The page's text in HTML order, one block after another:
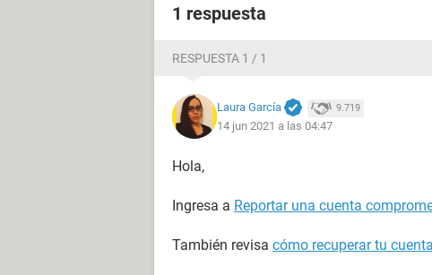
1 respuesta
RESPUESTA 1 / 1
Laura García 9.719
14 jun 2021 a las 04:47
Hola,
Ingresa a Reportar una cuenta
También revisa cómo recuperar tu